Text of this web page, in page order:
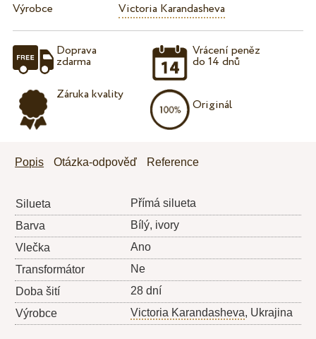
Výrobce
Victoria Karandasheva
Doprava
zdarma
Záruka kvality
Vrácení peněz
do 14 dnů
Originál
Popis Otázka-odpověď Reference
Silueta
Přímá silueta
Barva
Bílý, ivory
Vlečka
Ano
Transformátor
Ne
Doba šití
28 dní
Výrobce
Victoria Karandasheva, Ukrajina